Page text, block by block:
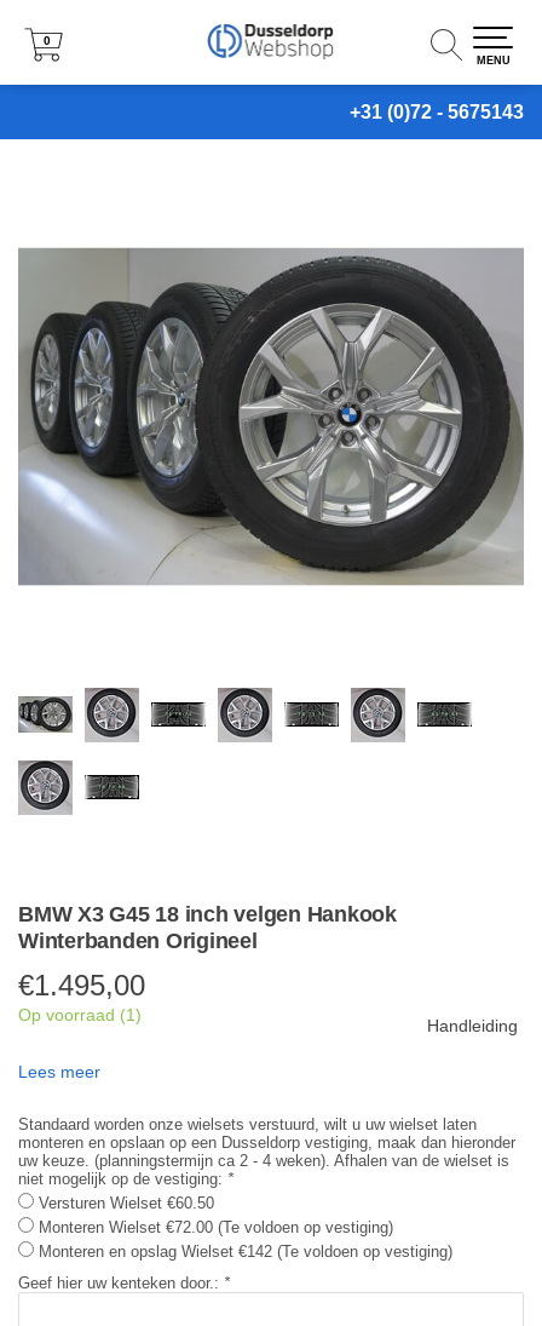
+31 (0)72 - 5675143
0
MENU
0
MENU
0
MENU
BMW X3 G45 18 inch velgen Hankook
Winterbanden Origineel
€1.495,00
Op voorraad (1)
Handleiding
Lees meer
Standaard worden onze wielsets verstuurd, wilt u uw wielset laten
monteren en opslaan op een Dusseldorp vestiging, maak dan hieronder
uw keuze. (planningstermijn ca 2 - 4 weken). Afhalen van de wielset is
niet mogelijk op de vestiging: *
Versturen Wielset €60.50
Monteren Wielset €72.00 (Te voldoen op vestiging)
Monteren en opslag Wielset €142 (Te voldoen op vestiging)
Geef hier uw kenteken door.: *